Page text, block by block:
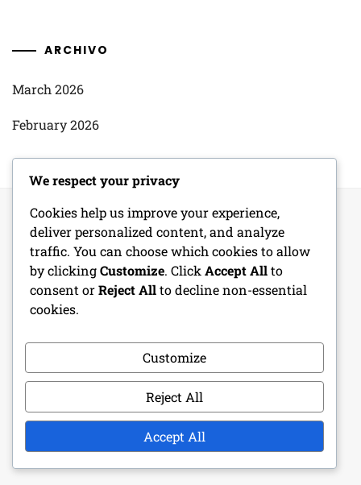
ARCHIVO
March 2026
February 2026
LEGAL
Términos y condiciones
We respect your privacy
Cookies help us improve your experience,
deliver personalized content, and analyze
traffic. You can choose which cookies to allow
by clickingCustomize. Click Accept Allto
consent orReject Allto decline non-essential
cookies.
Customize
Reject All
Accept All